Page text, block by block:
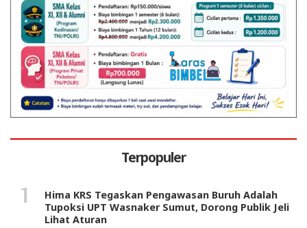
Terpopuler
Hima KRS Tegaskan Pengawasan Buruh Adalah
Tupoksi UPT Wasnaker Sumut, Dorong Publik Jeli
Lihat Aturan